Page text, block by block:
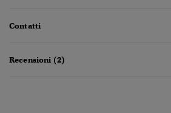
Contatti
Recensioni (2)